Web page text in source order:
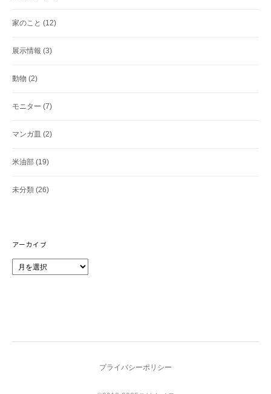
家のこと (12)
展示情報 (3)
動物 (2)
モニター (7)
マンガ皿 (2)
米油部 (19)
未分類 (26)
アーカイブ
ー
プライバシーポリシー